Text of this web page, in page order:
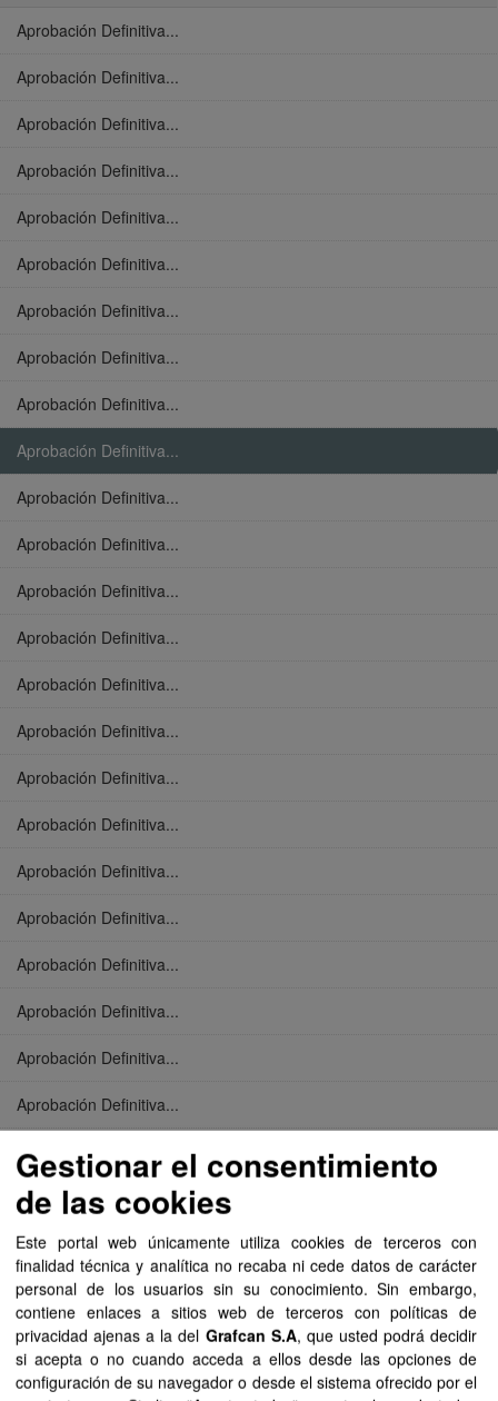
Aprobación Definitiva...
Aprobación Definitiva...
Aprobación Definitiva...
Aprobación Definitiva...
Aprobación Definitiva...
Aprobación Definitiva...
Aprobación Definitiva...
Aprobación Definitiva...
Aprobación Definitiva...
Aprobación Definitiva...
Aprobación Definitiva...
Aprobación Definitiva...
Aprobación Definitiva...
Aprobación Definitiva...
Aprobación Definitiva...
Aprobación Definitiva...
Aprobación Definitiva...
Aprobación Definitiva...
Aprobación Definitiva...
Aprobación Definitiva...
Aprobación Definitiva...
Aprobación Definitiva...
Aprobación Definitiva...
Aprobación Definitiva...
Aprobación Definitiva...
Aprobación Definitiva...
Aprobación Definitiva...
Aprobación Definitiva...
Aprobación Definitiva...
Aprobación Definitiva...
Gestionar el consentimiento
de las cookies
Este portal web únicamente utiliza cookies de terceros con
finalidad técnica y analítica no recaba ni cede datos de carácter
personal de los usuarios sin su conocimiento. Sin embargo,
contiene enlaces a sitios web de terceros con políticas de
privacidad ajenas a la del Grafcan S.A, que usted podrá decidir
si acepta o no cuando acceda a ellos desde las opciones de
configuración de su navegador o desde el sistema ofrecido por el